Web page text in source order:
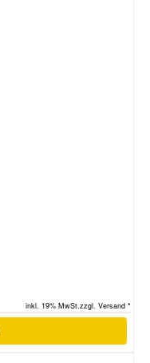
inkl. 19% MwSt.zzgl. Versand *